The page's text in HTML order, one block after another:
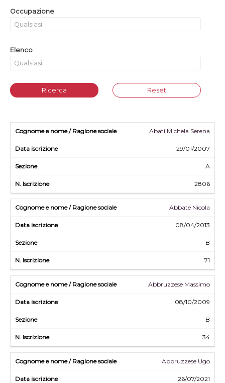
Occupazione
Elenco
Ricerca Reset
Abati Michela Serena
29/01/2007
A
2806
Abbate Nicola
08/04/2013
B
71
Abbruzzese Massimo
08/10/2009
B
34
Abbruzzese Ugo
26/07/2021